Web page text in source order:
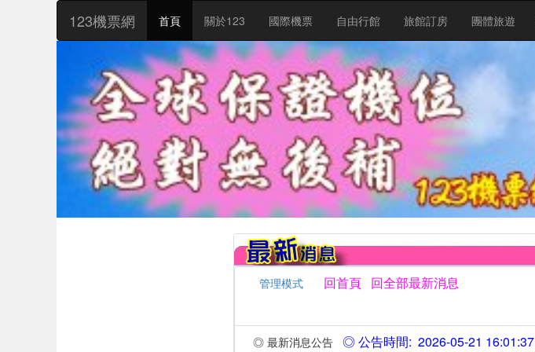
123機票網 首頁 關於123 國際機票 自由行館 旅館訂房 團體旅遊
管理模式 回首頁 回全部最新消息
◎ 最新消息公告 ◎ 公告時間: 2026-05-21 16:01:37